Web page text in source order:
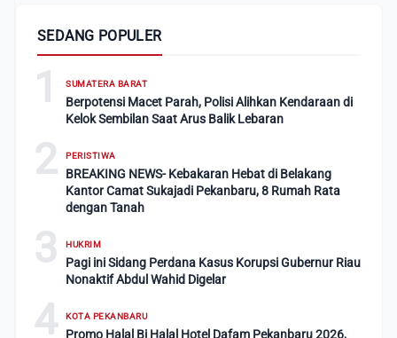
SEDANG POPULER
1 SUMATERA BARAT
Berpotensi Macet Parah, Polisi Alihkan Kendaraan di
Kelok Sembilan Saat Arus Balik Lebaran
2 PERISTIWA
BREAKING NEWS- Kebakaran Hebat di Belakang
Kantor Camat Sukajadi Pekanbaru, 8 Rumah Rata
dengan Tanah
3 HUKRIM
Pagi ini Sidang Perdana Kasus Korupsi Gubernur Riau
Nonaktif Abdul Wahid Digelar
4 KOTA PEKANBARU
Promo Halal Bi Halal Hotel Dafam Pekanbaru 2026,